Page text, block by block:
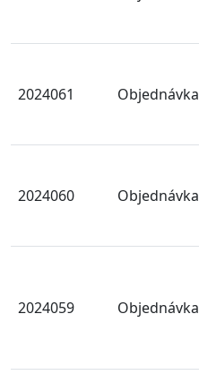
2024061 Objednávka
2024060 Objednávka
2024059 Objednávka